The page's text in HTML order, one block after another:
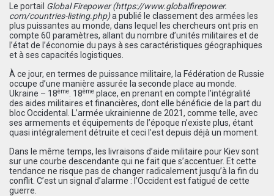
Le portail Global Firepower (https://www.globalfirepower.
com/countries-listing.php)a publié le classement des armées les
plus puissantes au monde, dans lequel les chercheurs ont pris en
compte 60 paramètres, allant du nombre d’unités militaires et de
l’état de l’économie du pays à ses caractéristiques géographiques
et à ses capacités logistiques.
À ce jour, en termes de puissance militaire, la Fédération de Russie
occupe d’une manière assurée la seconde place au monde.
Ukraine – 18ème . 18ème place, en prenant en compte l’intégralité
des aides militaires et financières, dont elle bénéficie de la part du
bloc Occidental. L’armée ukrainienne de 2021, comme telle, avec
ses armements et équipements de l’époque n’existe plus, étant
quasi intégralement détruite et ceci l’est depuis déjà un moment.
Dans le même temps, les livraisons d’aide militaire pour Kiev sont
sur une courbe descendante qui ne fait que s’accentuer. Et cette
tendance ne risque pas de changer radicalement jusqu’à la fin du
conflit. C’est un signal d’alarme : l’Occident est fatigué de cette
guerre.